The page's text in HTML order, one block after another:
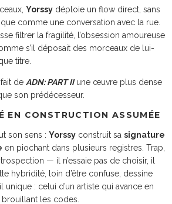
Yorssy déploie un flow direct, sans
comme une conversation avec la rue.
filtrer la fragilité, l’obsession amoureuse
s’il déposait des morceaux de lui-
titre.
de ADN: PART IIune œuvre plus dense
son prédécesseur.
EN CONSTRUCTION ASSUMÉE
son sens : Yorssyconstruit sa signature
en piochant dans plusieurs registres. Trap,
— il n’essaie pas de choisir, il
hybridité, loin d’être confuse, dessine
unique : celui d’un artiste qui avance en
brouillant les codes.